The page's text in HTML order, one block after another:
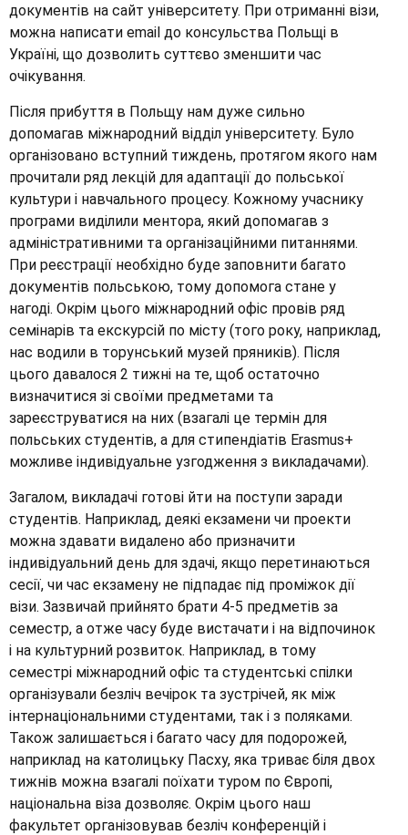
документів на сайт університету. При отриманні візи,
можна написати email до консульства Польщі в
Україні, що дозволить суттєво зменшити час
очікування.
Після прибуття в Польщу нам дуже сильно
допомагав міжнародний відділ університету. Було
організовано вступний тиждень, протягом якого нам
прочитали ряд лекцій для адаптації до польської
культури і навчального процесу. Кожному учаснику
програми виділили ментора, який допомагав з
адміністративними та організаційними питаннями.
При реєстрації необхідно буде заповнити багато
документів польською, тому допомога стане у
нагоді. Окрім цього міжнародний офіс провів ряд
семінарів та екскурсій по місту (того року, наприклад,
нас водили в торунський музей пряників). Після
цього давалося 2 тижні на те, щоб остаточно
визначитися зі своїми предметами та
зареєструватися на них (взагалі це термін для
польських студентів, а для стипендіатів Erasmus+
можливе індивідуальне узгодження з викладачами).
Загалом, викладачі готові йти на поступи заради
студентів. Наприклад, деякі екзамени чи проекти
можна здавати видалено або призначити
індивідуальний день для здачі, якщо перетинаються
сесії, чи час екзамену не підпадає під проміжок дії
візи. Зазвичай прийнято брати 4-5 предметів за
семестр, а отже часу буде вистачати і на відпочинок
і на культурний розвиток. Наприклад, в тому
семестрі міжнародний офіс та студентські спілки
організували безліч вечірок та зустрічей, як між
інтернаціональними студентами, так і з поляками.
Також залишається і багато часу для подорожей,
наприклад на католицьку Пасху, яка триває біля двох
тижнів можна взагалі поїхати туром по Європі,
національна віза дозволяє. Окрім цього наш
факультет організовував безліч конференцій і